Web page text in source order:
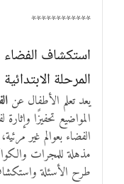
************
استكشاف
المرحلة الابتدائية
يعد تعلم الأطفال عن
المواضيع تحفيزًا
الفضاء بعوالم غير
مذهلة للمجرات
طرح الأسئلة